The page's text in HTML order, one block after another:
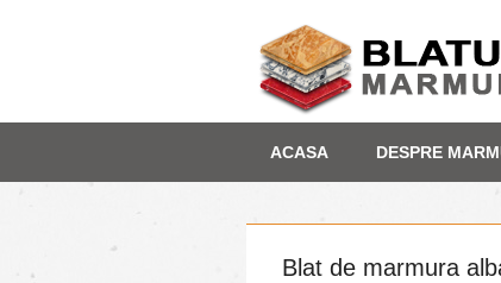
content
ACASA DESPRE
Blat de marmura